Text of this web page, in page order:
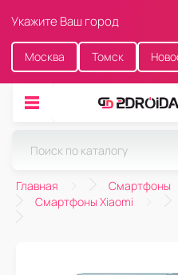
Укажите Ваш город
Москва Томск
Главная
Смартфоны
Смартфоны Xiaomi